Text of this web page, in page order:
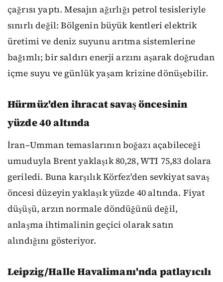
çağrısı yaptı. Mesajın ağırlığı petrol tesisleriyle
sınırlı değil: Bölgenin büyük kentleri elektrik
üretimi ve deniz suyunu arıtma sistemlerine
bağımlı; bir saldırı enerji arzını aşarak doğrudan
içme suyu ve günlük yaşam krizine dönüşebilir.
Hürmüz'den ihracat savaş öncesinin
yüzde 40 altında
İran–Umman temaslarının boğazı açabileceği
umuduyla Brent yaklaşık 80,28, WTI 75,83 dolara
geriledi. Buna karşılık Körfez'den sevkiyat savaş
öncesi düzeyin yaklaşık yüzde 40 altında. Fiyat
düşüşü, arzın normale döndüğünü değil,
anlaşma ihtimalinin geçici olarak satın
alındığını gösteriyor.
Leipzig/Halle Havalimanı'nda patlayıcılı